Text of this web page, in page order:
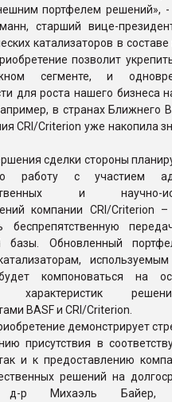
портфелем решений», -
старший вице-
катализаторов в
позволит
сегменте, и
для роста нашего бизнеса
в странах Ближнего
CRI/Criterion уже накопила
сделки стороны
работу с участием
и научно-
компании CRI/Criterion
беспрепятственную
базы. Обновленный
компоноваться на
характеристик
BASF и CRI/Criterion.
демонстрирует
присутствия в
и к предоставлению
решений на
д-р Михаэль Байер,